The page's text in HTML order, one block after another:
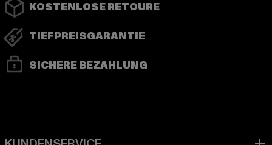
KOSTENLOSE RETOURE
TIEFPREISGARANTIE
SICHERE BEZAHLUNG